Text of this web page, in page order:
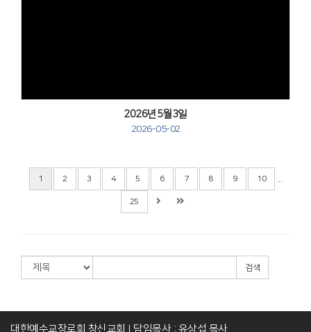
2026년5월3일
2026-05-02
1 2 3 4 5 6 7 8 9 10
25
검색
대한예수교장로회 창신교회 담임목사 : 유상섭 목사